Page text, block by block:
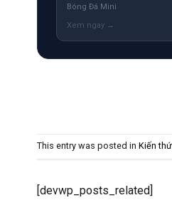
Bóng Đá Mini
This entry was posted in Kiến
[devwp_posts_related]